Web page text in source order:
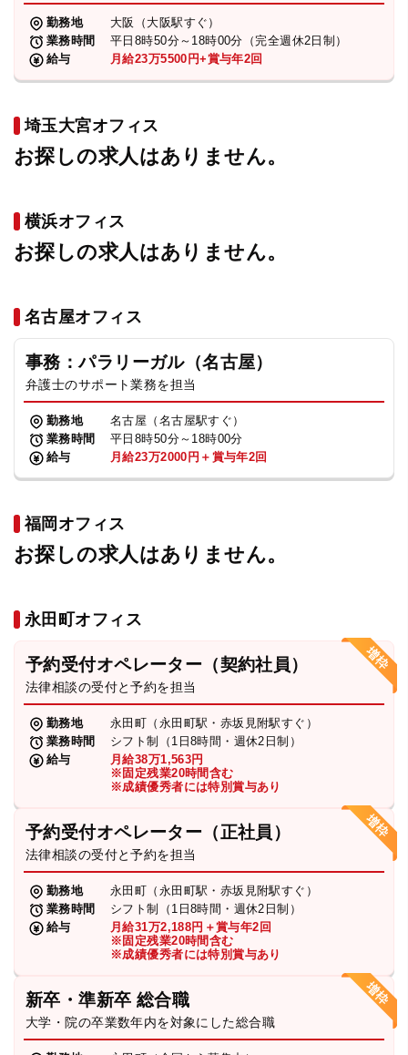
勤務地
大阪（大阪駅すぐ）
業務時間
平日8時50分～18時00分（完全週休2日制）
給与
月給23万5500円+賞与年2回
埼玉大宮オフィス
お探しの求人はありません。
横浜オフィス
お探しの求人はありません。
名古屋オフィス
事務：パラリーガル（名古屋）
弁護士のサポート業務を担当
勤務地
名古屋（名古屋駅すぐ）
業務時間
平日8時50分～18時00分
給与
月給23万2000円＋賞与年2回
福岡オフィス
お探しの求人はありません。
永田町オフィス
予約受付オペレーター（契約社員）
法律相談の受付と予約を担当
勤務地
永田町（永田町駅・赤坂見附駅すぐ）
業務時間
シフト制（1日8時間・週休2日制）
給与
月給38万1,563円
※固定残業20時間含む
※成績優秀者には特別賞与あり
予約受付オペレーター（正社員）
法律相談の受付と予約を担当
勤務地
永田町（永田町駅・赤坂見附駅すぐ）
業務時間
シフト制（1日8時間・週休2日制）
給与
月給31万2,188円＋賞与年2回
※固定残業20時間含む
※成績優秀者には特別賞与あり
新卒・準新卒 総合職
大学・院の卒業数年内を対象にした総合職